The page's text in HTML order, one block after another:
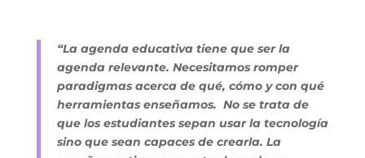
“La agenda educativa tiene que ser la
agenda relevante. Necesitamos romper
paradigmas acerca de qué, cómo y con qué
herramientas enseñamos.  No se trata de
que los estudiantes sepan usar la tecnología
sino que sean capaces de crearla. La